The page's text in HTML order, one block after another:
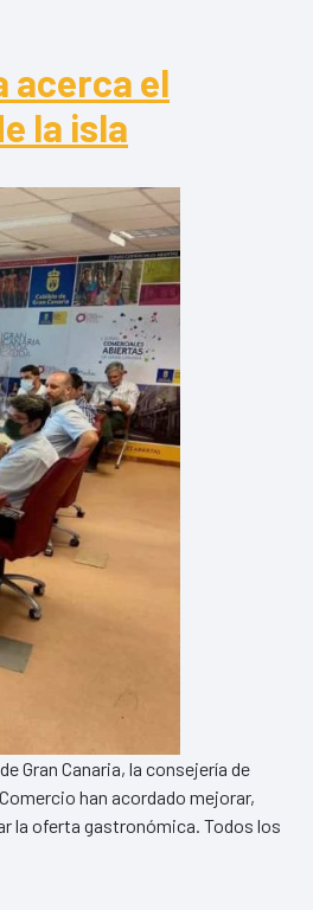
acerca el
la isla
Gran Canaria, la consejería de
han acordado mejorar,
la oferta gastronómica. Todos los